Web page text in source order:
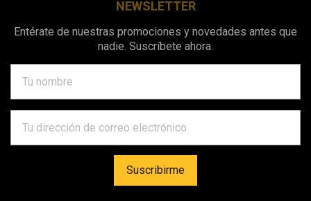
NEWSLETTER
Entérate de nuestras promociones y novedades antes que
nadie. Suscríbete ahora.